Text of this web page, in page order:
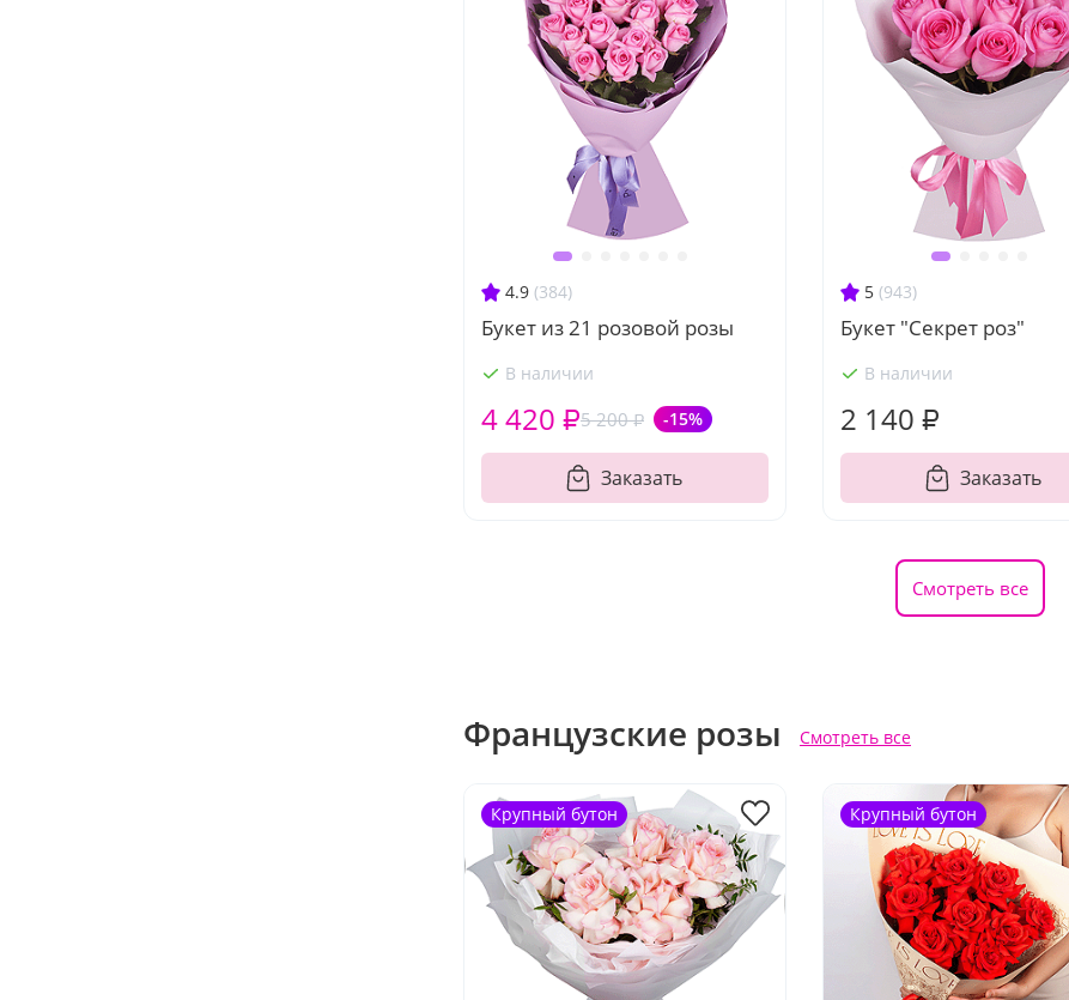
4.9 (384)
Букет из 21 розовой розы
В наличии
5 200 ₽ -15%
4 420 ₽
Заказать
5 (943)
Букет "Секрет роз"
В наличии
2 140 ₽
Заказать
Смотреть все
Французские розы Смотреть все
Крупный бутон Крупный бутон